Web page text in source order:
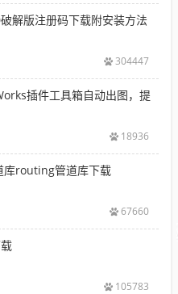
解版注册码下载附安装方法
304447
插件工具箱自动出图，提
18936
库routing管道库下载
67660
105783